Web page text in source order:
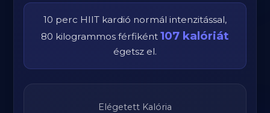
10 perc HIIT kardió normál intenzitással,
80 kilogrammos férfiként 107 kalóriát
égetsz el.
Elégetett Kalória